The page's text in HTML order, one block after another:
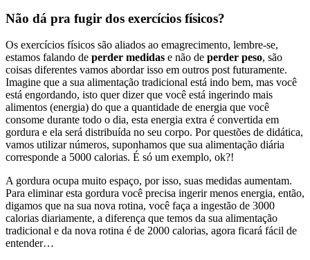
Não dá pra fugir dos exercícios físicos?
Os exercícios físicos são aliados ao emagrecimento, lembre-se,
estamos falando de perder medidas e não de perder peso, são
coisas diferentes vamos abordar isso em outros post futuramente.
Imagine que a sua alimentação tradicional está indo bem, mas você
está engordando, isto quer dizer que você está ingerindo mais
alimentos (energia) do que a quantidade de energia que você
consome durante todo o dia, esta energia extra é convertida em
gordura e ela será distribuída no seu corpo. Por questões de didática,
vamos utilizar números, suponhamos que sua alimentação diária
corresponde a 5000 calorias. É só um exemplo, ok?!
A gordura ocupa muito espaço, por isso, suas medidas aumentam.
Para eliminar esta gordura você precisa ingerir menos energia, então,
digamos que na sua nova rotina, você faça a ingestão de 3000
calorias diariamente, a diferença que temos da sua alimentação
tradicional e da nova rotina é de 2000 calorias, agora ficará fácil de
entender…